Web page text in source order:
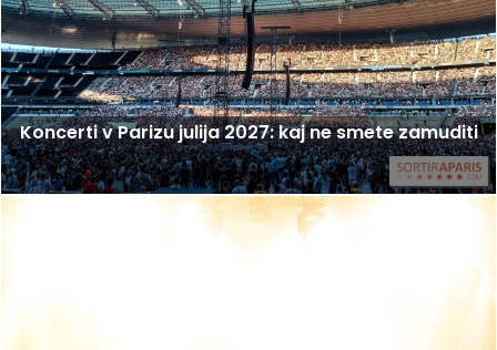
Koncerti v Parizu julija 2027: kaj ne smete zamuditi